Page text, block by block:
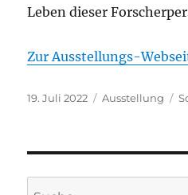
Leben dieser
Zur Ausstellungs-
Veröffentlicht
19. Juli 2022 Kategorien
Ausstellung